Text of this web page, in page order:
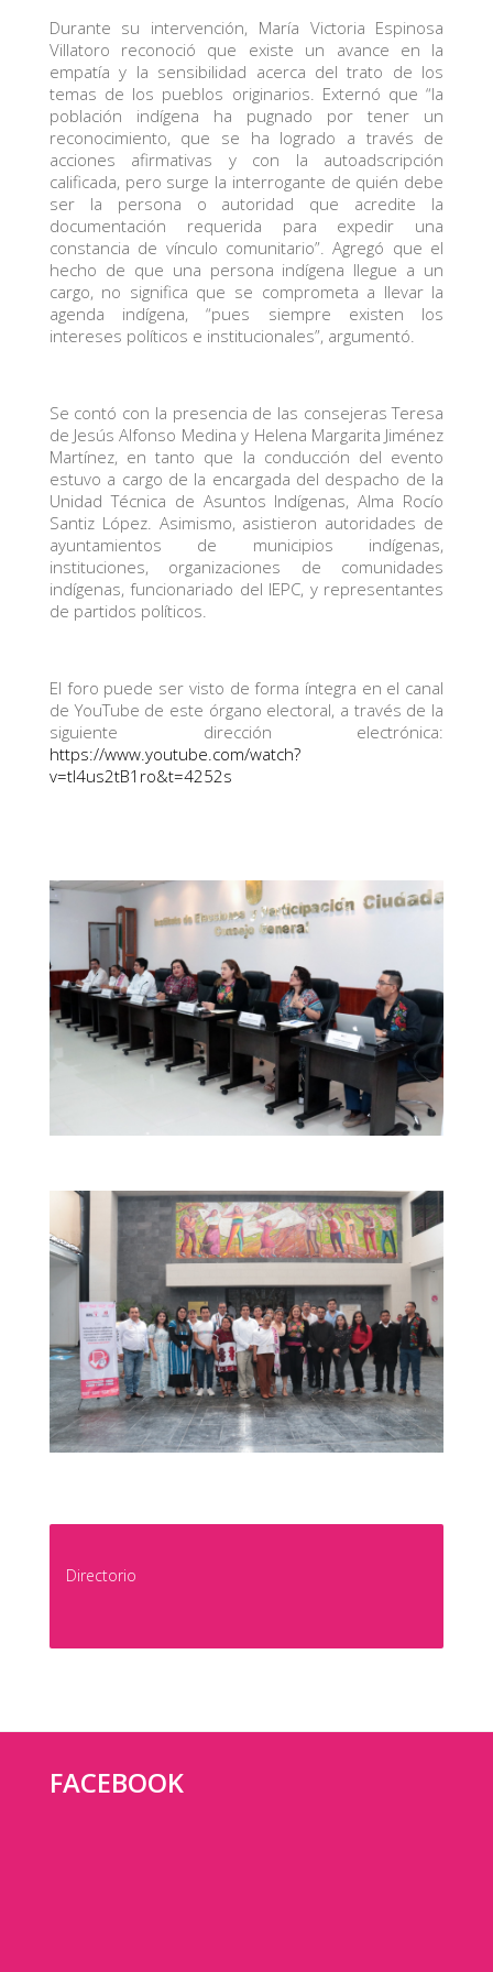
Durante su intervención, María Victoria Espinosa
Villatoro reconoció que existe un avance en la
empatía y la sensibilidad acerca del trato de los
temas de los pueblos originarios. Externó que “la
población indígena ha pugnado por tener un
reconocimiento, que se ha logrado a través de
acciones afirmativas y con la autoadscripción
calificada, pero surge la interrogante de quién debe
ser la persona o autoridad que acredite la
documentación requerida para expedir una
constancia de vínculo comunitario”. Agregó que el
hecho de que una persona indígena llegue a un
cargo, no significa que se comprometa a llevar la
agenda indígena, “pues siempre existen los
intereses políticos e institucionales”, argumentó.
Se contó con la presencia de las consejeras Teresa
de Jesús Alfonso Medina y Helena Margarita Jiménez
Martínez, en tanto que la conducción del evento
estuvo a cargo de la encargada del despacho de la
Unidad Técnica de Asuntos Indígenas, Alma Rocío
Santiz López. Asimismo, asistieron autoridades de
ayuntamientos de municipios indígenas,
instituciones, organizaciones de comunidades
indígenas, funcionariado del IEPC, y representantes
de partidos políticos.
El foro puede ser visto de forma íntegra en el canal
de YouTube de este órgano electoral, a través de la
siguiente dirección electrónica:
https://www.youtube.com/watch?
v=tI4us2tB1ro&t=4252s
Directorio
FACEBOOK